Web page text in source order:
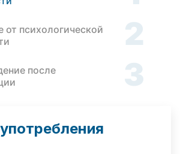
от психологической
2
после
3